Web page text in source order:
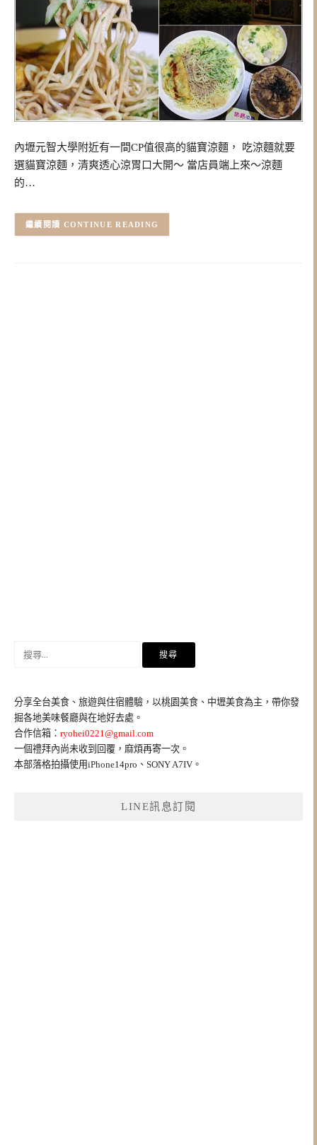
內壢元智大學附近有一間CP值很高的貓寶涼麵， 吃涼麵就要
選貓寶涼麵，清爽透心涼胃口大開～ 當店員端上來～涼麵
的…
CONTINUE READING
字:
分享全台美食、旅遊與住宿體驗，以桃園美食、中壢美食為主，帶你發
掘各地美味餐廳與在地好去處。
合作信箱： ryohei0221@gmail.com
一個禮拜內尚未收到回覆，麻煩再寄一次。
本部落格拍攝使用iPhone14pro、SONY A7IV。
LINE訊息訂閱